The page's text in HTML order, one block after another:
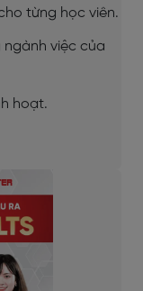
từng học viên.
việc của
hoạt.